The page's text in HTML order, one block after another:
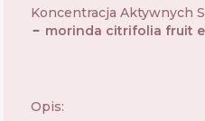
Koncentracja Aktywnych
morinda citrifolia fruit
Opis: